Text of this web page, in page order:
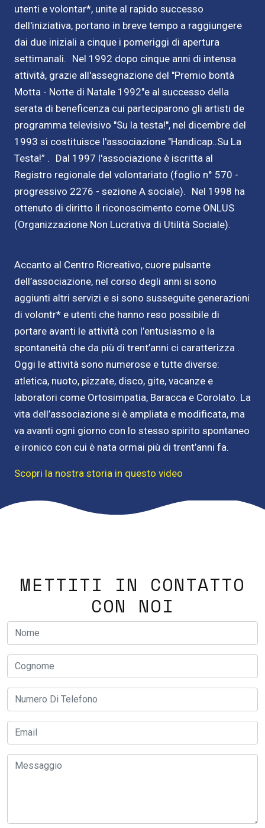
utenti e volontar*, unite al rapido successo
dell'iniziativa, portano in breve tempo a raggiungere
dai due iniziali a cinque i pomeriggi di apertura
settimanali. Nel 1992 dopo cinque anni di intensa
attività, grazie all'assegnazione del "Premio bontà
Motta - Notte di Natale 1992"e al successo della
serata di beneficenza cui parteciparono gli artisti de
programma televisivo "Su la testa!", nel dicembre del
1993 si costituisce l'associazione "Handicap..Su La
Testa!” . Dal 1997 l'associazione è iscritta al
Registro regionale del volontariato (foglio n° 570 -
progressivo 2276 - sezione A sociale). Nel 1998 ha
ottenuto di diritto il riconoscimento come ONLUS
(Organizzazione Non Lucrativa di Utilità Sociale).
Accanto al Centro Ricreativo, cuore pulsante
dell’associazione, nel corso degli anni si sono
aggiunti altri servizi e si sono susseguite generazioni
di volontr* e utenti che hanno reso possibile di
portare avanti le attività con l’entusiasmo e la
spontaneità che da più di trent’anni ci caratterizza .
Oggi le attività sono numerose e tutte diverse:
atletica, nuoto, pizzate, disco, gite, vacanze e
laboratori come Ortosimpatia, Baracca e Corolato. La
vita dell’associazione si è ampliata e modificata, ma
va avanti ogni giorno con lo stesso spirito spontaneo
e ironico con cui è nata ormai più di trent’anni fa.
Scopri la nostra storia in questo video
METTITI IN CONTATTO
CON NOI